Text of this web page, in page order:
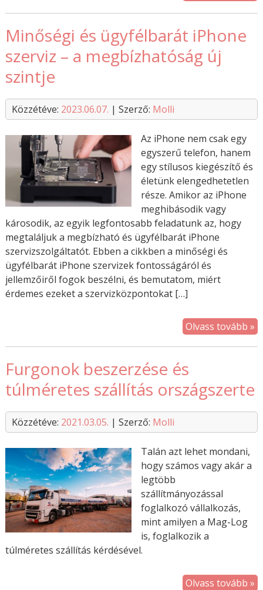
Minőségi és ügyfélbarát iPhone
szerviz – a megbízhatóság új
szintje
Közzétéve: 2023.06.07. | Szerző: Molli
Az iPhone nem csak egy
egyszerű telefon, hanem
egy stílusos kiegészítő és
életünk elengedhetetlen
része. Amikor az iPhone
meghibásodik vagy
károsodik, az egyik legfontosabb feladatunk az, hogy
megtaláljuk a megbízható és ügyfélbarát iPhone
szervizszolgáltatót. Ebben a cikkben a minőségi és
ügyfélbarát iPhone szervizek fontosságáról és
jellemzőiről fogok beszélni, és bemutatom, miért
érdemes ezeket a szervizközpontokat […]
Olvass tovább »
Furgonok beszerzése és
túlméretes szállítás országszerte
Közzétéve: 2021.03.05. | Szerző: Molli
Talán azt lehet mondani,
hogy számos vagy akár a
legtöbb
szállítmányozással
foglalkozó vállalkozás,
mint amilyen a Mag-Log
is, foglalkozik a
túlméretes szállítás kérdésével.
Olvass tovább »